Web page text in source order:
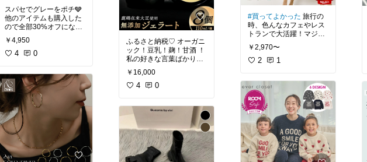
スパセでグレーをポチ🩶
他のアイテムも購入した
ので全部30%オフになっ
て嬉しい🥹
￥4,950
4 0
ふるさと納税♡ オーガニ
ック！豆乳！麹！甘酒 ！
私の好きな言葉ばかりw
めちゃ楽しみ😋
￥16,000
4 0
#買ってよかった 旅行の
時、色んなカフェやレス
トランで大活躍！マジで
買って良かった✨持ち運
びやすくてありがたし♡
￥2,970〜
2 1